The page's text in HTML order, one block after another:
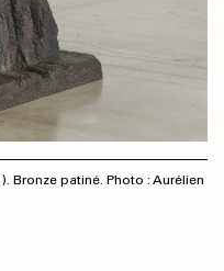
Bronze patiné. Photo : Aurélien